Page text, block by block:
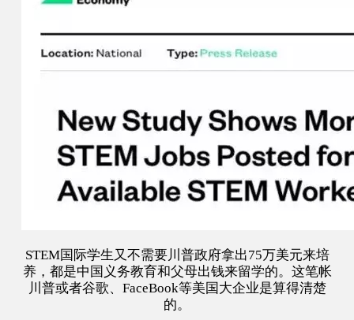
STEM国际学生又不需要川普政府拿出75万美元来培
养，都是中国义务教育和父母出钱来留学的。这笔帐
川普或者谷歌、FaceBook等美国大企业是算得清楚
的。